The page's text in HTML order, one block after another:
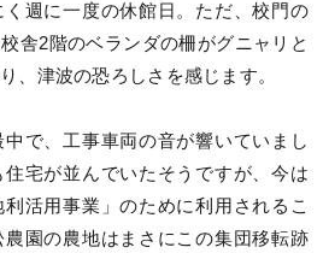
週に一度の休館日。ただ、校門の
舎2階のベランダの柵がグニャリと
、津波の恐ろしさを感じます。
で、工事車両の音が響いていまし
宅が並んでいたそうですが、今は
活用事業」のために利用されるこ
園の農地はまさにこの集団移転跡